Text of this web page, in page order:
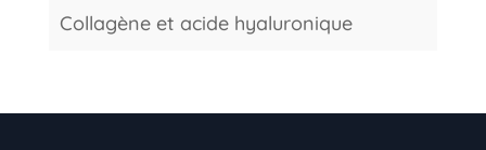
Collagène et acide hyaluronique